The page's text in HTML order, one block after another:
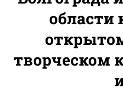
области
творческом